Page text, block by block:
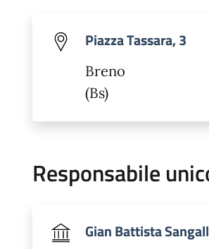
Piazza Tassara, 3
Breno
(Bs)
Responsabile
Gian Battista